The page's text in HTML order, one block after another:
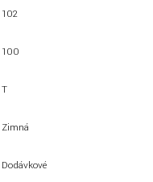
102
100
T
Zimná
Dodávkové